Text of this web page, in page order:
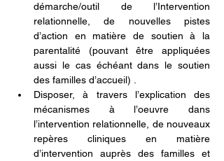
démarche/outil de l’Intervention
relationnelle, de nouvelles pistes
d’action en matière de soutien à la
parentalité (pouvant être appliquées
aussi le cas échéant dans le soutien
des familles d’accueil) .
Disposer, à travers l’explication des
mécanismes à l’oeuvre dans
l’intervention relationnelle, de nouveaux
repères cliniques en matière
d’intervention auprès des familles et